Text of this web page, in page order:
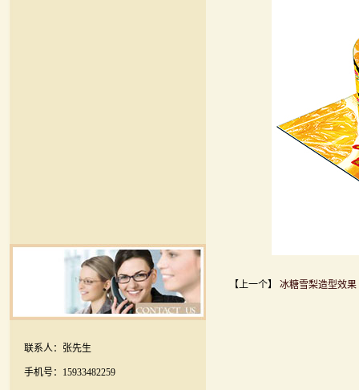
联系人：张先生
手机号：15933482259
【上一个】 冰糖雪梨造型效果